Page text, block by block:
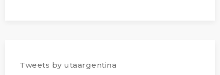
Tweets by utaargentina